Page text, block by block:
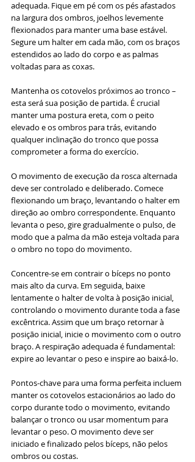
adequada. Fique em pé com os pés afastados
na largura dos ombros, joelhos levemente
flexionados para manter uma base estável.
Segure um halter em cada mão, com os braços
estendidos ao lado do corpo e as palmas
voltadas para as coxas.
Mantenha os cotovelos próximos ao tronco –
esta será sua posição de partida. É crucial
manter uma postura ereta, com o peito
elevado e os ombros para trás, evitando
qualquer inclinação do tronco que possa
comprometer a forma do exercício.
O movimento de execução da rosca alternada
deve ser controlado e deliberado. Comece
flexionando um braço, levantando o halter em
direção ao ombro correspondente. Enquanto
levanta o peso, gire gradualmente o pulso, de
modo que a palma da mão esteja voltada para
o ombro no topo do movimento.
Concentre-se em contrair o bíceps no ponto
mais alto da curva. Em seguida, baixe
lentamente o halter de volta à posição inicial,
controlando o movimento durante toda a fase
excêntrica. Assim que um braço retornar à
posição inicial, inicie o movimento com o outro
braço. A respiração adequada é fundamental:
expire ao levantar o peso e inspire ao baixá-lo.
Pontos-chave para uma forma perfeita incluem
manter os cotovelos estacionários ao lado do
corpo durante todo o movimento, evitando
balançar o tronco ou usar momentum para
levantar o peso. O movimento deve ser
iniciado e finalizado pelos bíceps, não pelos
ombros ou costas.